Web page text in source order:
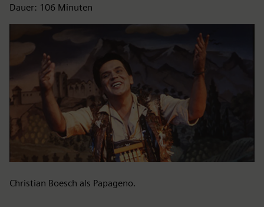
Dauer: 106 Minuten
Christian Boesch als Papageno.